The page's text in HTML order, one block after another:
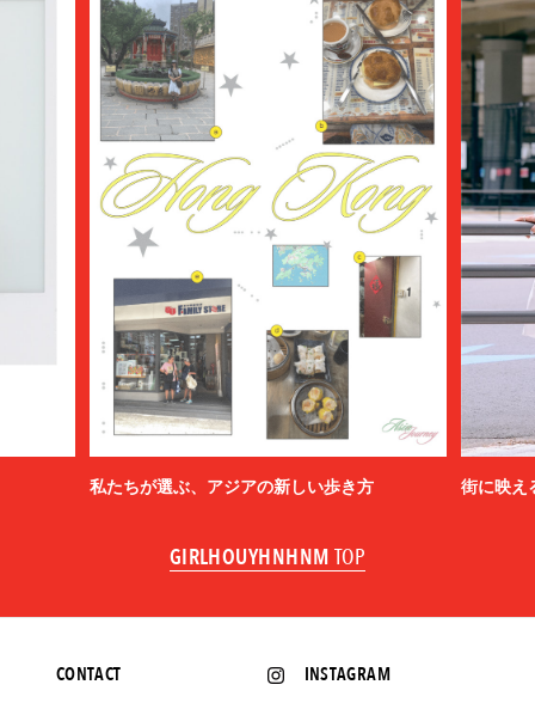
私たちが選ぶ、アジアの新しい歩き方 街に映え
GIRLHOUYHNHNM TOP
INSTAGRAM
CONTACT